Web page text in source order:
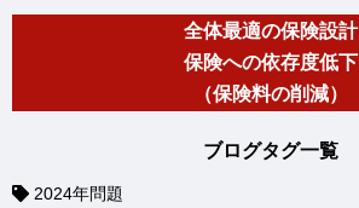
全体最適の保険設計
保険への依存度低下
（保険料の削減）
ブログタグ一覧
2024年問題